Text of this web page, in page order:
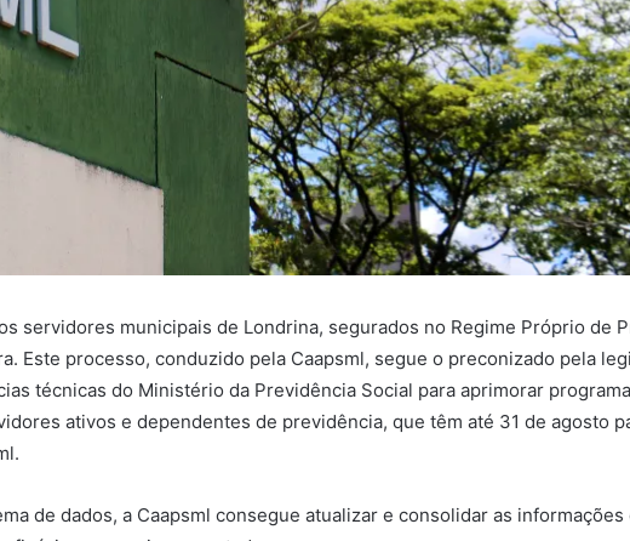
servidores municipais de Londrina, segurados no Regime Próprio de
Este processo, conduzido pela Caapsml, segue o preconizado pela
técnicas do Ministério da Previdência Social para aprimorar
ativos e dependentes de previdência, que têm até 31 de agosto
de dados, a Caapsml consegue atualizar e consolidar as informações